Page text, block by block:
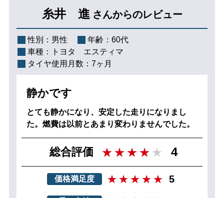
糸井 進 さんからのレビュー
性別： 男性 年齢： 60代
車種：
トヨタ エスティマ
タイヤ使用月数： 7ヶ月
静かです
とても静かになり、安定した走りになりまし
た。燃費は以前とあまり変わりませんでした。
総合評価 4
価格満足度 5